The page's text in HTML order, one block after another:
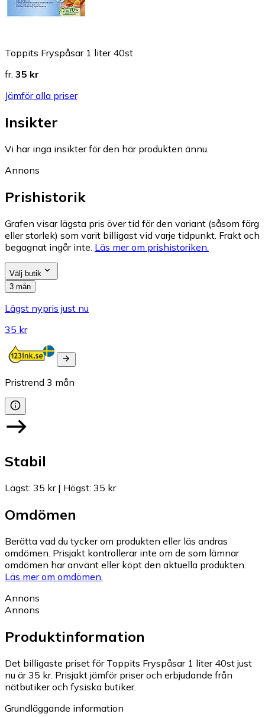
Toppits Fryspåsar 1 liter 40st
fr. 35 kr
Jämför alla priser
Insikter
Vi har inga insikter för den här produkten ännu.
Annons
Prishistorik
Grafen visar lägsta pris över tid för den variant (såsom färg
eller storlek) som varit billigast vid varje tidpunkt. Frakt och
begagnat ingår inte. Läs mer om prishistoriken.
Välj butik
3 mån
Lägst nypris just nu
35 kr
Pristrend 3 mån
Stabil
Lägst: 35 kr| Högst: 35 kr
Omdömen
Berätta vad du tycker om produkten eller läs andras
omdömen. Prisjakt kontrollerar inte om de som lämnar
omdömen har använt eller köpt den aktuella produkten.
Läs mer om omdömen.
Annons
Annons
Produktinformation
Det billigaste priset för Toppits Fryspåsar 1 liter 40st just
nu är 35 kr. Prisjakt jämför priser och erbjudande från
nätbutiker och fysiska butiker.
Grundläggande information